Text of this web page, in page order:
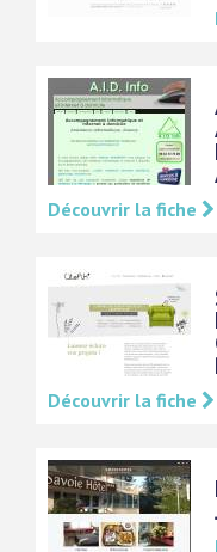
Découvrir la fiche
Découvrir la fiche